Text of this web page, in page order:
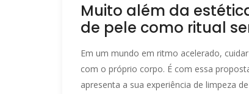
Muito além da
de pele como ritual
Em um mundo em ritmo acelerado,
com o próprio corpo. É com essa
apresenta a sua experiência de limpeza